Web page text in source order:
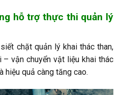
hỗ trợ thực thi quản lý
chặt quản lý khai thác than,
vận chuyển vật liệu khai thác
hiệu quả càng tăng cao.